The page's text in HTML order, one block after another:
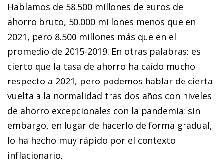
Hablamos de 58.500 millones de euros de
ahorro bruto, 50.000 millones menos que en
2021, pero 8.500 millones más que en el
promedio de 2015-2019. En otras palabras: es
cierto que la tasa de ahorro ha caído mucho
respecto a 2021, pero podemos hablar de cierta
vuelta a la normalidad tras dos años con niveles
de ahorro excepcionales con la pandemia; sin
embargo, en lugar de hacerlo de forma gradual,
lo ha hecho muy rápido por el contexto
inflacionario.